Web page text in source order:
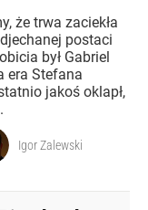
że trwa zaciekła
postaci
był Gabriel
era Stefana
jakoś oklapł,
Igor Zalewski